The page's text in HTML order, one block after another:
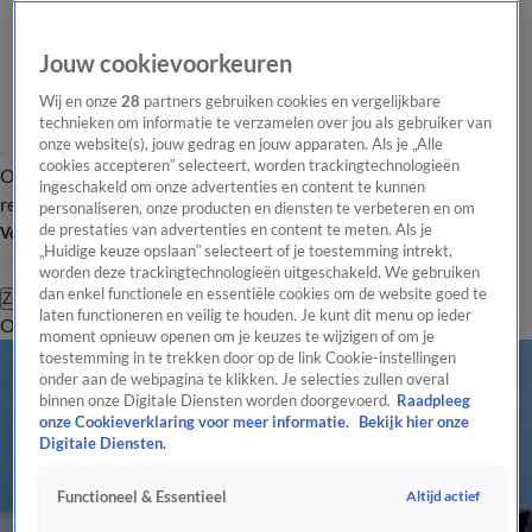
Overzicht Laatste nieuws Regionieuws Het beste van Hart
Tip de
redactie
Volg Hart van Nederland
Zoeken
OverzichtRegioUitzendingenWeerTip de redactiePanelVideo's
Jouw cookievoorkeuren
Wij en onze28 partners gebruiken cookies en vergelijkbare
technieken om informatie te verzamelen over jou als gebruiker van
onze website(s), jouw gedrag en jouw apparaten. Als je „Alle
cookies accepteren” selecteert, worden trackingtechnologieën
ingeschakeld om onze advertenties en content te kunnen
personaliseren, onze producten en diensten te verbeteren en om
de prestaties van advertenties en content te meten. Als je
„Huidige keuze opslaan” selecteert of je toestemming intrekt,
worden deze trackingtechnologieën uitgeschakeld. We gebruiken
dan enkel functionele en essentiële cookies om de website goed te
laten functioneren en veilig te houden. Je kunt dit menu op ieder
moment opnieuw openen om je keuzes te wijzigen of om je
toestemming in te trekken door op de link Cookie-instellingen
onder aan de webpagina te klikken. Je selecties zullen overal
binnen onze Digitale Diensten worden doorgevoerd. Raadpleeg
onze Cookieverklaring voor meer informatie.
Bekijk hier onze
Digitale Diensten.
Functioneel & Essentieel Altijd actief